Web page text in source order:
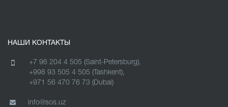
НАШИ КОНТАКТЫ
+7 96 204 4 505 (Saint-Petersburg),
+998 93 505 4 505 (Tashkent),
+971 56 470 76 73 (Dubai)
info@sos.uz